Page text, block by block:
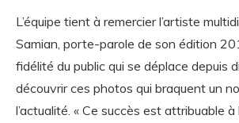
L’équipe tient à remercier l’artiste
Samian, porte-parole de son édition
fidélité du public qui se déplace depuis
découvrir ces photos qui braquent un
l’actualité. « Ce succès est attribuable